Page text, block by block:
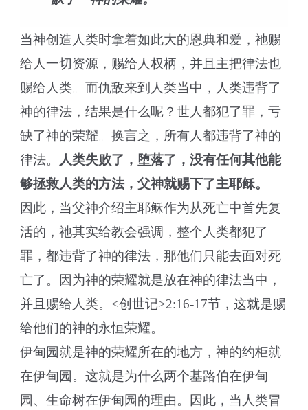
当神创造人类时拿着如此大的恩典和爱，祂赐
给人一切资源，赐给人权柄，并且主把律法也
赐给人类。而仇敌来到人类当中，人类违背了
神的律法，结果是什么呢？世人都犯了罪，亏
缺了神的荣耀。换言之，所有人都违背了神的
律法。
人类失败了，堕落了，没有任何其他能
够拯救人类的方法，父神就赐下了主耶稣。
因此，当父神介绍主耶稣作为从死亡中首先复
活的，祂其实给教会强调，整个人类都犯了
罪，都违背了神的律法，那他们只能去面对死
亡了。因为神的荣耀就是放在神的律法当中，
并且赐给人类。<创世记>2:16-17节，这就是赐
给他们的神的永恒荣耀。
伊甸园就是神的荣耀所在的地方，神的约柜就
在伊甸园。这就是为什么两个基路伯在伊甸
园、生命树在伊甸园的理由。因此，当人类冒